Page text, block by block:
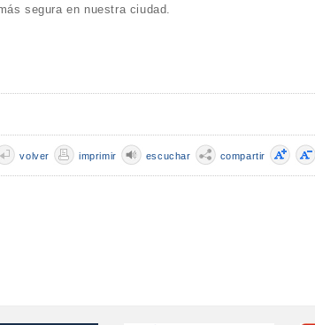
segura en nuestra ciudad.
compartir
escuchar
imprimir
volver